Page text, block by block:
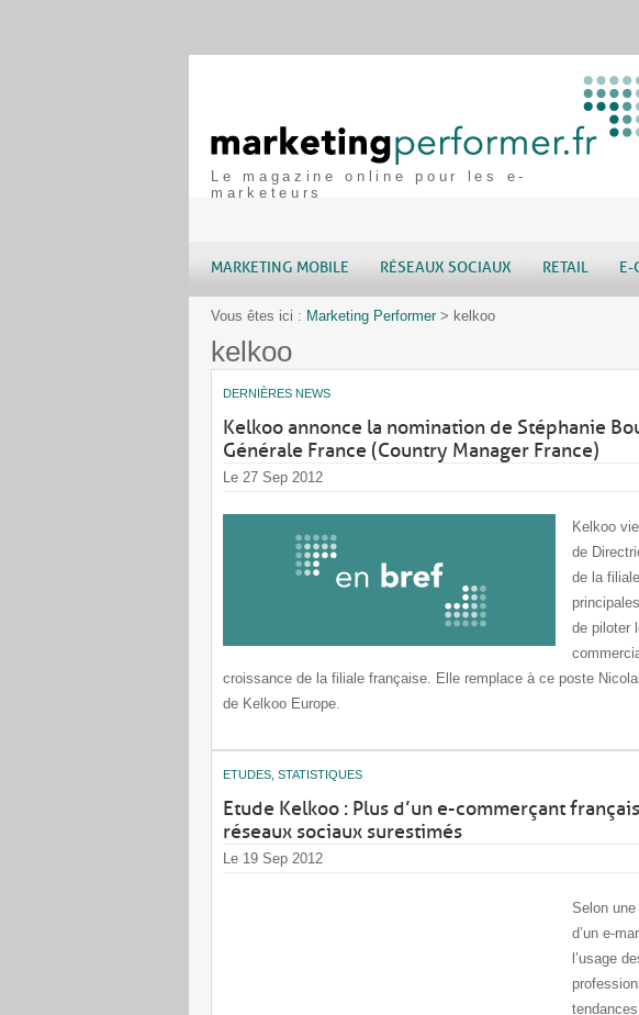
Le magazine online pour les e-
marketeurs
MARKETING MOBILE RÉSEAUX SOCIAUX RETAIL E-
Vous êtes ici : Marketing Performer> kelkoo
kelkoo
DERNIÈRES NEWS
Kelkoo annonce la nomination de Stéphanie
Générale France (Country Manager France)
Le 27 Sep 2012
Kelkoo
de
de la
de piloter
croissance de la filiale française. Elle remplace à ce poste
de Kelkoo Europe.
ETUDES, STATISTIQUES
Etude Kelkoo : Plus d’un e-commerçant
réseaux sociaux surestimés
Le 19 Sep 2012
Selon
d’un e-
l’usage